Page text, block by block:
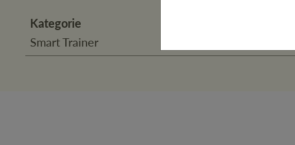
Kategorie
Smart Trainer